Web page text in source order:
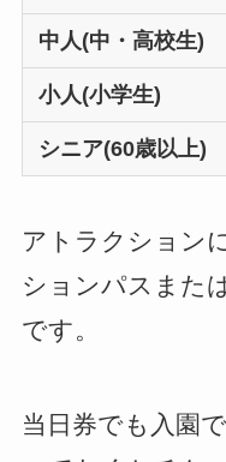
中人(中・高校生)
小人(小学生)
シニア(60歳以上)
アトラクション
ションパスまた
です。
当日券でも入園